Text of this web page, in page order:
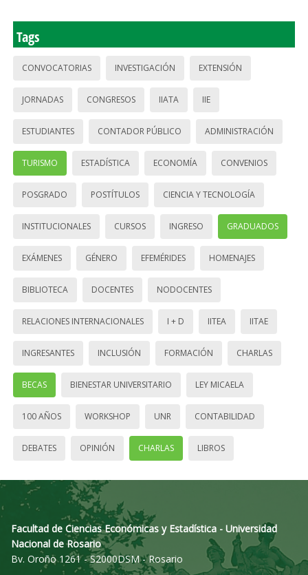
Tags
CONVOCATORIAS INVESTIGACIÓN EXTENSIÓN
JORNADAS CONGRESOS IIATA IIE
ESTUDIANTES CONTADOR PÚBLICO ADMINISTRACIÓN
TURISMO ESTADÍSTICA ECONOMÍA CONVENIOS
POSGRADO POSTÍTULOS CIENCIA Y TECNOLOGÍA
INSTITUCIONALES CURSOS INGRESO GRADUADOS
EXÁMENES GÉNERO EFEMÉRIDES HOMENAJES
BIBLIOTECA DOCENTES NODOCENTES
RELACIONES INTERNACIONALES I + D IITEA IITAE
INGRESANTES INCLUSIÓN FORMACIÓN CHARLAS
BECAS BIENESTAR UNIVERSITARIO LEY MICAELA
100 AÑOS WORKSHOP UNR CONTABILIDAD
DEBATES OPINIÓN CHARLAS LIBROS
Facultad de Ciencias Económicas y Estadística - Universidad
Nacional de Rosario
Bv. Oroño 1261 - S2000DSM - Rosario